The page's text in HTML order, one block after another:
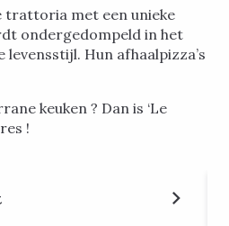
trattoria met een unieke
ondergedompeld in het
levensstijl. Hun afhaalpizza’s
keuken ? Dan is ‘Le
!